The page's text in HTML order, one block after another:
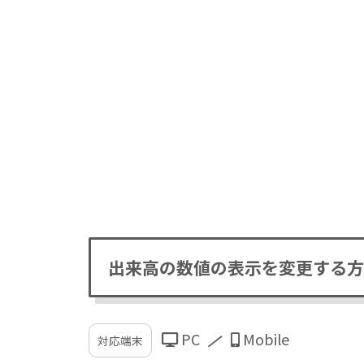
出来高の数値の表示を変更する
対応端末 PC Mobile